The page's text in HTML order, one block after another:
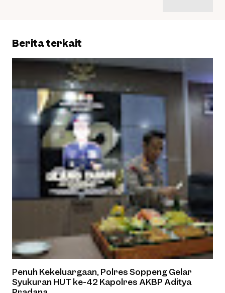
Berita terkait
Penuh Kekeluargaan, Polres Soppeng Gelar
Syukuran HUT ke-42 Kapolres AKBP Aditya